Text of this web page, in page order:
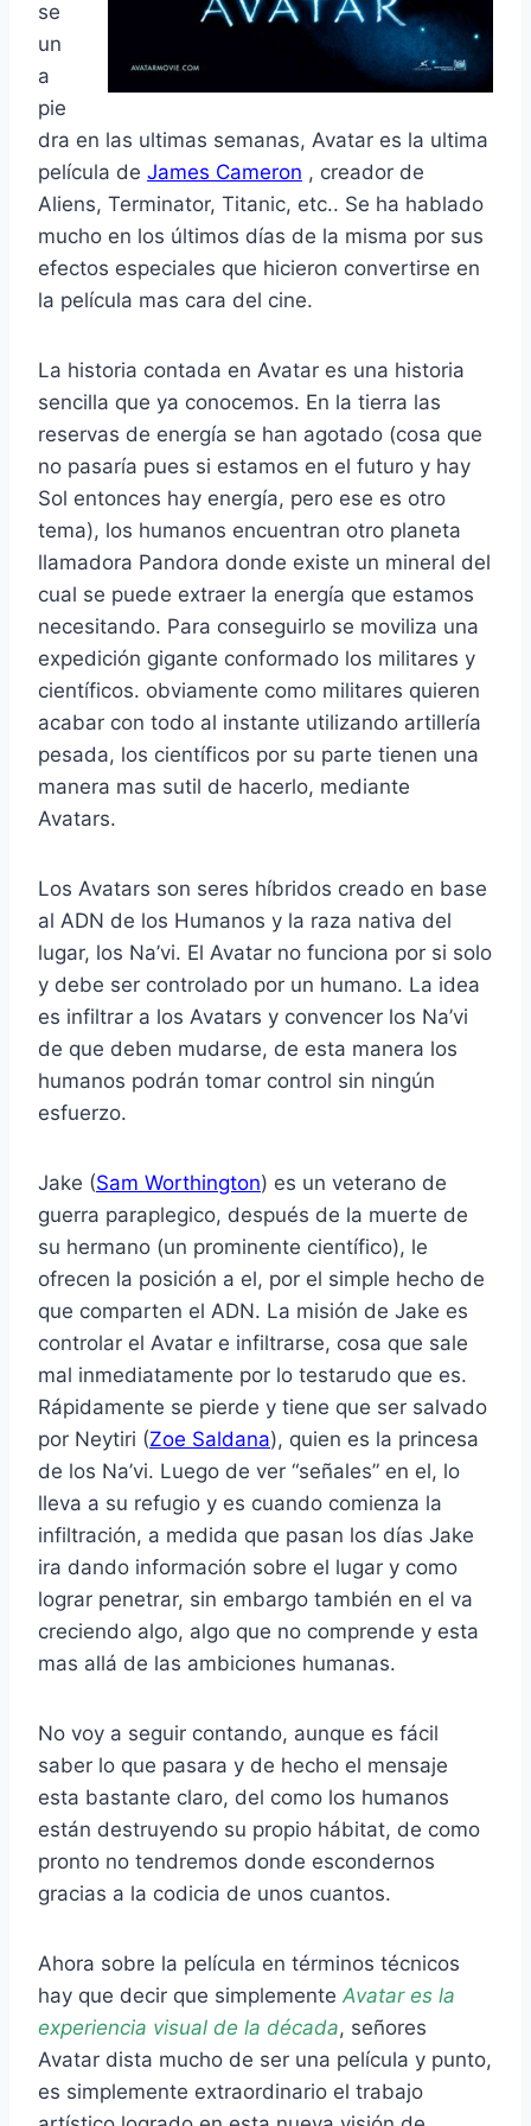
se
un
a
pie
dra en las ultimas semanas, Avatar es la ultima
película de James Cameron , creador de
Aliens, Terminator, Titanic, etc.. Se ha hablado
mucho en los últimos días de la misma por sus
efectos especiales que hicieron convertirse en
la película mas cara del cine.
La historia contada en Avatar es una historia
sencilla que ya conocemos. En la tierra las
reservas de energía se han agotado (cosa que
no pasaría pues si estamos en el futuro y hay
Sol entonces hay energía, pero ese es otro
tema), los humanos encuentran otro planeta
llamadora Pandora donde existe un mineral del
cual se puede extraer la energía que estamos
necesitando. Para conseguirlo se moviliza una
expedición gigante conformado los militares y
científicos. obviamente como militares quieren
acabar con todo al instante utilizando artillería
pesada, los científicos por su parte tienen una
manera mas sutil de hacerlo, mediante
Avatars.
Los Avatars son seres híbridos creado en base
al ADN de los Humanos y la raza nativa del
lugar, los Na’vi. El Avatar no funciona por si solo
y debe ser controlado por un humano. La idea
es infiltrar a los Avatars y convencer los Na’vi
de que deben mudarse, de esta manera los
humanos podrán tomar control sin ningún
esfuerzo.
Jake (Sam Worthington) es un veterano de
guerra paraplegico, después de la muerte de
su hermano (un prominente científico), le
ofrecen la posición a el, por el simple hecho de
que comparten el ADN. La misión de Jake es
controlar el Avatar e infiltrarse, cosa que sale
mal inmediatamente por lo testarudo que es.
Rápidamente se pierde y tiene que ser salvado
por Neytiri (Zoe Saldana), quien es la princesa
de los Na’vi. Luego de ver “señales” en el, lo
lleva a su refugio y es cuando comienza la
infiltración, a medida que pasan los días Jake
ira dando información sobre el lugar y como
lograr penetrar, sin embargo también en el va
creciendo algo, algo que no comprende y esta
mas allá de las ambiciones humanas.
No voy a seguir contando, aunque es fácil
saber lo que pasara y de hecho el mensaje
esta bastante claro, del como los humanos
están destruyendo su propio hábitat, de como
pronto no tendremos donde escondernos
gracias a la codicia de unos cuantos.
Ahora sobre la película en términos técnicos
hay que decir que simplemente Avatar es la
experiencia visual de la década, señores
Avatar dista mucho de ser una película y punto,
es simplemente extraordinario el trabajo